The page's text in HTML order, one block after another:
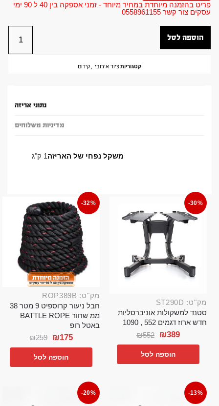
פריט בהזמנה מיוחדת במחיר מיוחד - זמני אספקה בין 40 ל 90 ימי
עסקים צור קשר 0558961155
הוספה לסל
קטגוריותציוד אירובי ,קידום
נתוני אריזה
מדיניות משלוחים
משקל נפחי של האריזה1 ק"ג
-30%
מק"ט: ST290D
סטנד למשקולות אוניברסליות
חדש ארוז דגמים 552 , 1090
₪552 ₪389
הוספה לסל
-32%
מק"ט: ROP389B
חבל ניעור קרוספיט 9 מטר 38
ממ שחור BATTLE ROPE
באטל רופ
₪259 ₪175
הוספה לסל
-13%
-20%